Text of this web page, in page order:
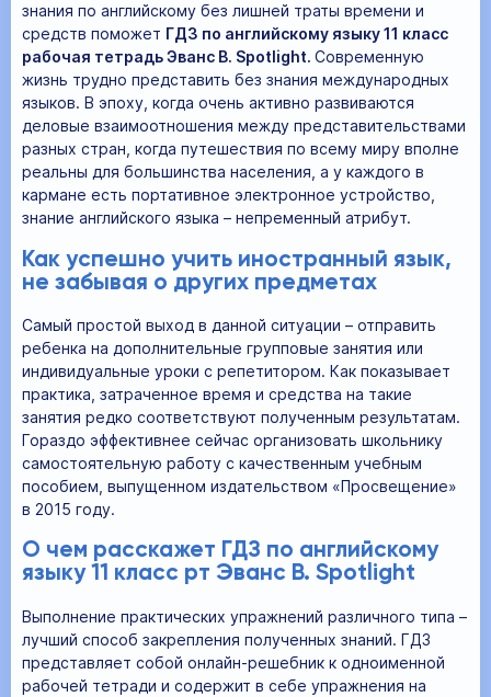
знания по английскому без лишней траты времени и
средств поможет ГДЗ по английскому языку 11 класс
рабочая тетрадь Эванс В. Spotlight. Современную
жизнь трудно представить без знания международных
языков. В эпоху, когда очень активно развиваются
деловые взаимоотношения между представительствами
разных стран, когда путешествия по всему миру вполне
реальны для большинства населения, а у каждого в
кармане есть портативное электронное устройство,
знание английского языка – непременный атрибут.
Как успешно учить иностранный язык,
не забывая о других предметах
Самый простой выход в данной ситуации – отправить
ребенка на дополнительные групповые занятия или
индивидуальные уроки с репетитором. Как показывает
практика, затраченное время и средства на такие
занятия редко соответствуют полученным результатам.
Гораздо эффективнее сейчас организовать школьнику
самостоятельную работу с качественным учебным
пособием, выпущенном издательством «Просвещение»
в 2015 году.
О чем расскажет ГДЗ по английскому
языку 11 класс рт Эванс В. Spotlight
Выполнение практических упражнений различного типа –
лучший способ закрепления полученных знаний. ГДЗ
представляет собой онлайн-решебник к одноименной
рабочей тетради и содержит в себе упражнения на